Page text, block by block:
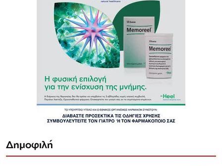
Δημοφιλή